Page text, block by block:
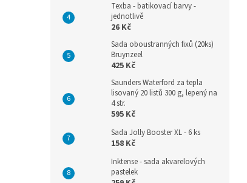
Texba - batikovací barvy -
jednotlivě
26 Kč
Sada oboustranných fixů (20ks)
Bruynzeel
425 Kč
Saunders Waterford za tepla
lisovaný 20 listů 300 g, lepený na
4 str.
595 Kč
Sada Jolly Booster XL - 6 ks
158 Kč
Inktense - sada akvarelových
pastelek